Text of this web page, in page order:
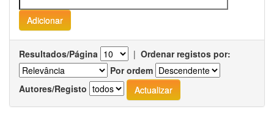
Resultados/Página | Ordenar registos por:
Por ordem
Autores/Registo